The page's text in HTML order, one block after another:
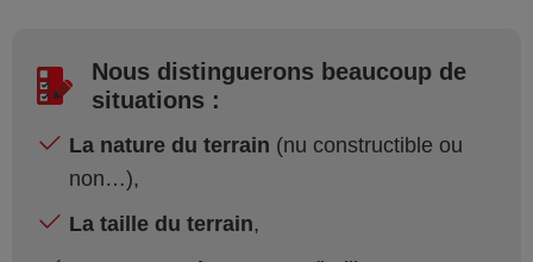
Nous distinguerons beaucoup de
situations :
La nature du terrain (nu constructible ou
non…),
La taille du terrain,